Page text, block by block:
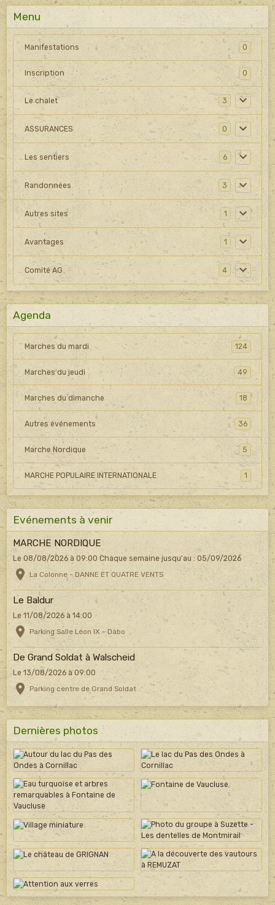
Menu
Manifestations 0
Inscription 0
Le chalet 3
ASSURANCES 0
Les sentiers 6
Randonnées 3
Autres sites 1
Avantages 1
Comité AG 4
Agenda
Marches du mardi 124
Marches du jeudi 49
Marches du dimanche 18
Autres événements 36
Marche Nordique 5
MARCHE POPULAIRE INTERNATIONALE 1
Evénements à venir
MARCHE NORDIQUE
Le 08/08/2026 à 09:00 Chaque semaine jusqu'au : 05/09/2026
La Colonne - DANNE ET QUATRE VENTS
Le Baldur
Le 11/08/2026 à 14:00
Parking Salle Léon IX - Dabo
De Grand Soldat à Walscheid
Le 13/08/2026 à 09:00
Parking centre de Grand Soldat
Dernières photos